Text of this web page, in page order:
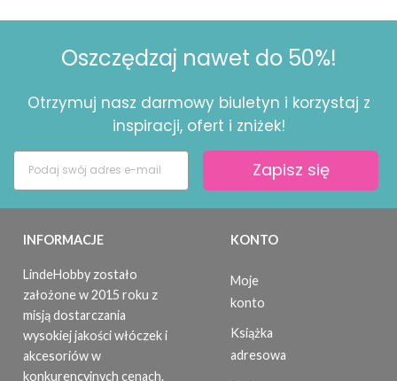
Oszczędzaj nawet do 50%!
Otrzymuj nasz darmowy biuletyn i korzystaj z
inspiracji, ofert i zniżek!
Zapisz się
INFORMACJE
LindeHobby zostało
założone w 2015 roku z
misją dostarczania
wysokiej jakości włóczek i
akcesoriów w
konkurencyjnych cenach.
KONTO
Moje
konto
Książka
adresowa